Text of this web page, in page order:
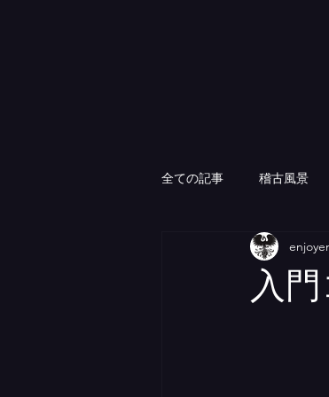
全ての記事 稽古風景
入門